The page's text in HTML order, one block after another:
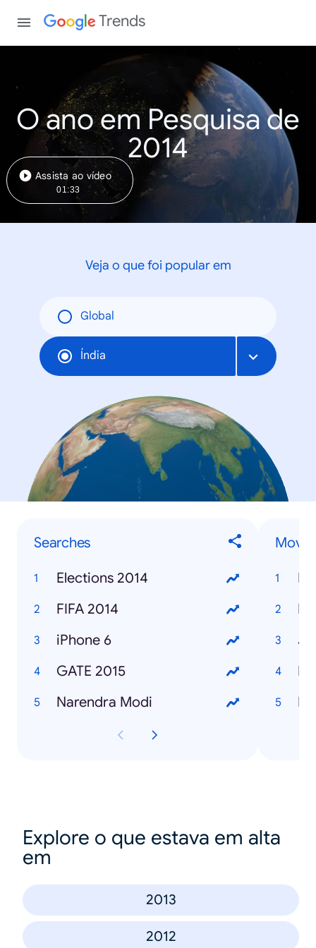
Trends
O ano em Pesquisa de
2014
Assista ao vídeo
01:33
Veja o que foi popular em
Global
Índia
Searches
Elections 2014
FIFA 2014
iPhone 6
GATE 2015
Narendra Modi
Explore o que estava em alta
em
2013
2012